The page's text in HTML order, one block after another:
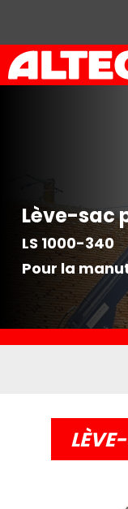
Lève-sac
LS 1000-340
Pour la